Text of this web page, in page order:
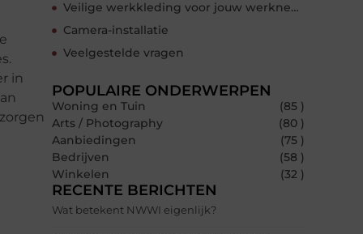
in
Veilige werkkleding voor jouw werknemers
Camera-installatie
Veelgestelde vragen
POPULAIRE ONDERWERPEN
Woning en Tuin
(85 )
Arts / Photography
(80 )
Aanbiedingen
(75 )
Bedrijven
(58 )
Winkelen
(32 )
RECENTE BERICHTEN
Wat betekent NWWI eigenlijk?